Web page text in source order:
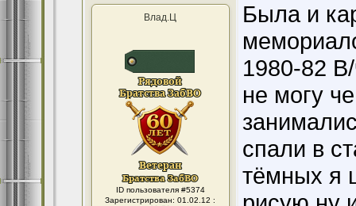
Влад.Ц
ID пользователя #5374
Зарегистрирован: 01.02.12 :
Была и
1980-82
не могу
спали в
тёмных я